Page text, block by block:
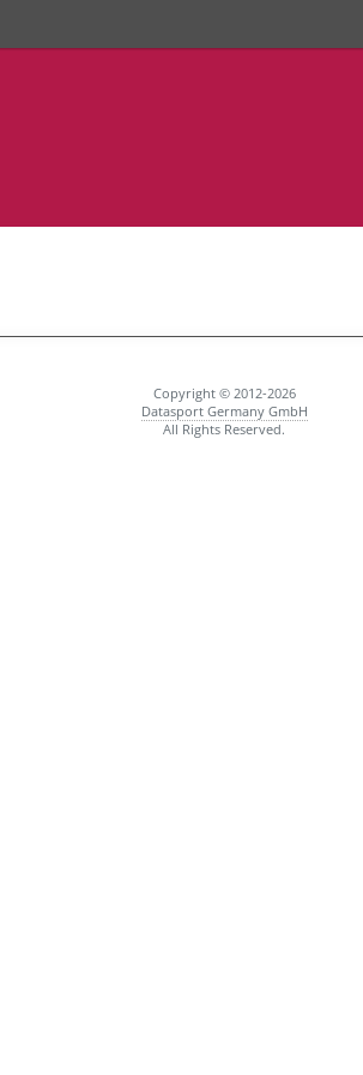
Copyright © 2012-2026
Datasport Germany GmbH
All Rights Reserved.